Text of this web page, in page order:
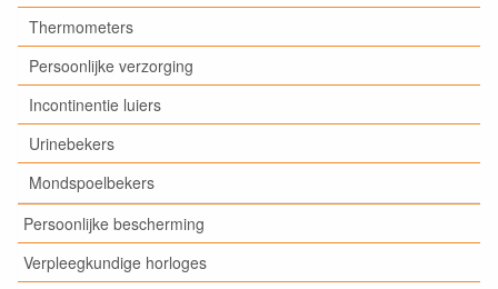
Thermometers
Persoonlijke verzorging
Incontinentie luiers
Urinebekers
Mondspoelbekers
Persoonlijke bescherming
Verpleegkundige horloges